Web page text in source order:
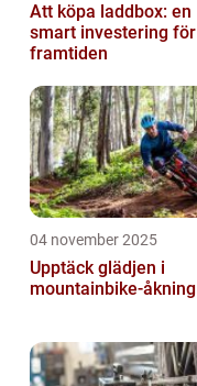
Att köpa laddbox: en
smart investering för
framtiden
04 november 2025
Upptäck glädjen i
mountainbike-åkning